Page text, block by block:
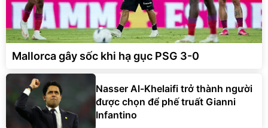
Mallorca gây sốc khi hạ gục PSG 3-0
Nasser Al-Khelaifi trở thành người
được chọn để phế truất Gianni
Infantino